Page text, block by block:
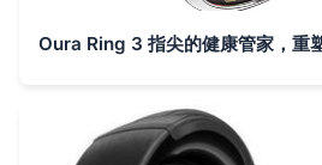
Oura Ring 3 指尖的健康管家，重